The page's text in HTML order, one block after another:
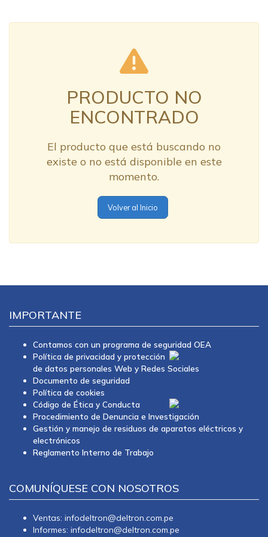
PRODUCTO NO
ENCONTRADO
El producto que está buscando no
existe o no está disponible en este
momento.
Volver al Inicio
IMPORTANTE
Contamos con un programa de seguridad OEA
Política de privacidad y protección
de datos personales Web y Redes Sociales
Documento de seguridad
Política de cookies
Código de Ética y Conducta
Procedimiento de Denuncia e Investigación
Gestión y manejo de residuos de aparatos eléctricos y
electrónicos
Reglamento Interno de Trabajo
COMUNÍQUESE CON NOSOTROS
Ventas: infodeltron@deltron.com.pe
Informes: infodeltron@deltron.com.pe